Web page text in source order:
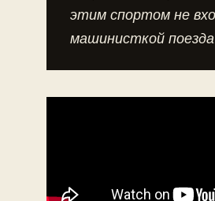
этим спортом не
машинисткой